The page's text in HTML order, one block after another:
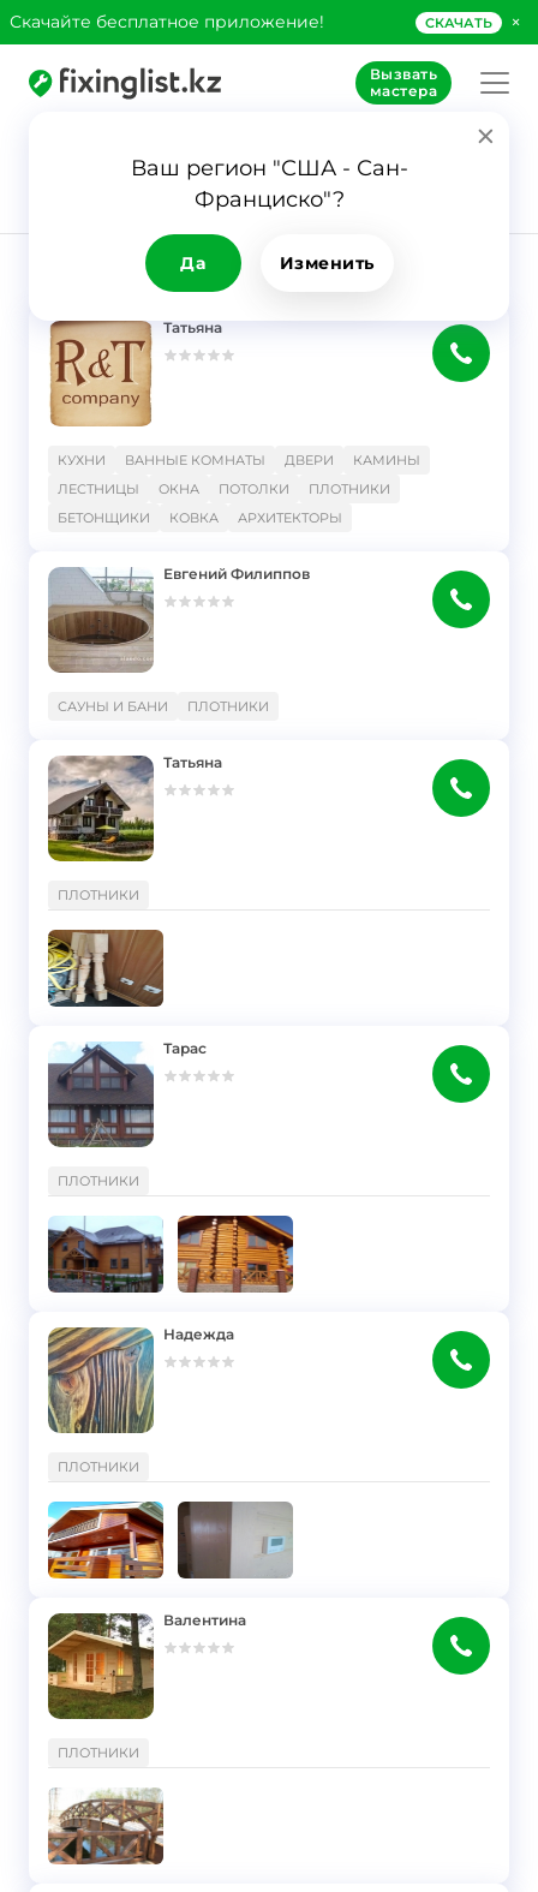
Скачайте бесплатное приложение! СКАЧАТЬ ×
Вызвать
мастера
Ваш регион "США - Сан-
Франциско"?
Да Изменить
Заявка Плотники
11
РЕЗУЛЬТАТ
Татьяна
КУХНИ ВАННЫЕ КОМНАТЫ ДВЕРИ
КАМИНЫ
ЛЕСТНИЦЫ
ОКНА ПОТОЛКИ
ПЛОТНИКИ
БЕТОНЩИКИ
КОВКА АРХИТЕКТОРЫ
Евгений Филиппов
САУНЫ И БАНИ ПЛОТНИКИ
Татьяна
ПЛОТНИКИ
Тарас
ПЛОТНИКИ
Надежда
ПЛОТНИКИ
Валентина
ПЛОТНИКИ